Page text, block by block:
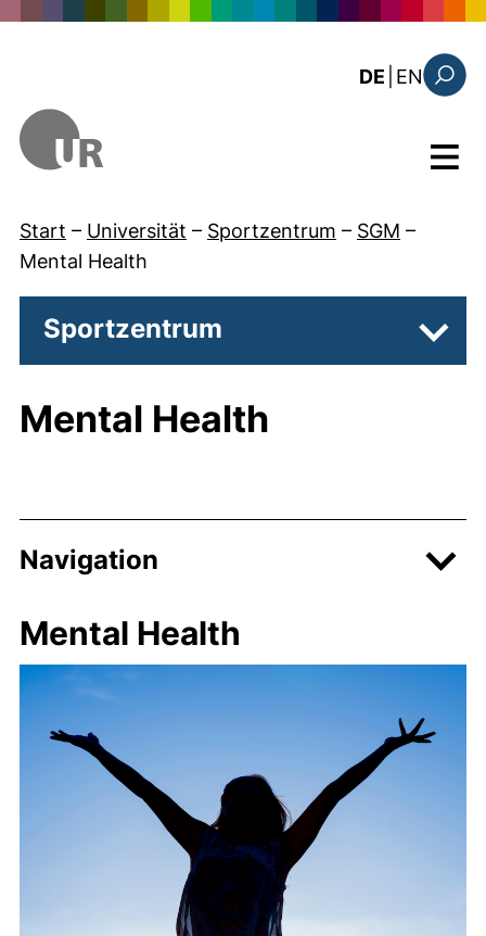
DE EN: the
Menü
Start – Universität – Sportzentrum – SGM –
Mental Health
Sportzentrum
Mental Health
Navigation
Mental Health